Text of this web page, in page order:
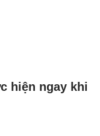
hiện ngay khi